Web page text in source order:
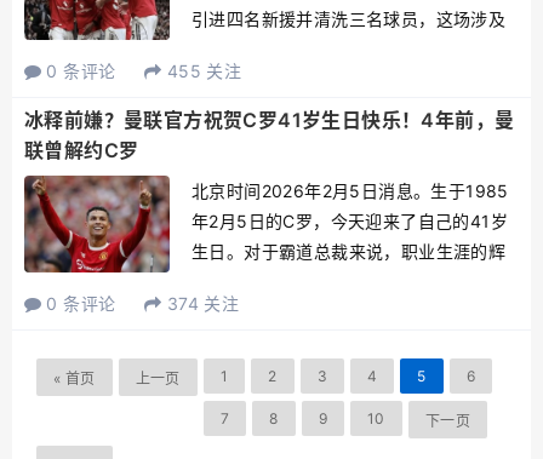
引进四名新援并清洗三名球员，这场涉及
激进重组来扭转近年来的颓势。成败与
否，将直接决定红魔未来数年的竞技轨
0 条评论 455 关注
冰释前嫌？曼联官方祝贺C罗41岁生日快乐！4年前，曼
联曾解约C罗
北京时间2026年2月5日消息。生于1985
年2月5日的C罗，今天迎来了自己的41岁
生日。对于霸道总裁来说，职业生涯的辉
成长起来的小小少年，到此后一步一步成
力以赴，每...
0 条评论 374 关注
« 首页 上一页 1 2 3 4 5 6
7 8 9 10 下一页